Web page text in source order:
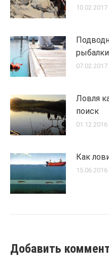
10.02.2017
рыбалки
07.02.2017
Ловля
поиск
01.12.2016
Как
15.06.2016
Добавить